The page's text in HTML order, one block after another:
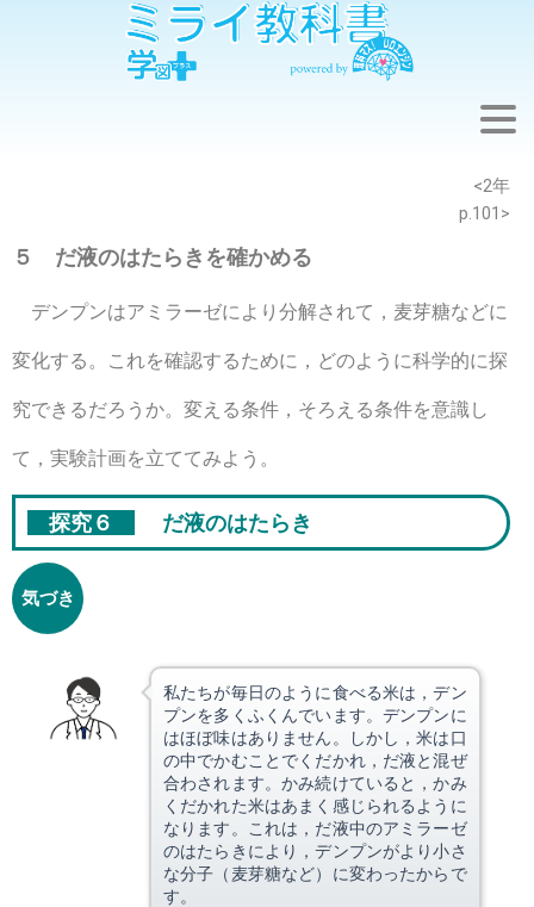
<2年
p.101>
５ だ液のはたらきを確かめる
デンプンはアミラーゼにより分解されて，麦芽糖などに
変化する。これを確認するために，どのように科学的に探
究できるだろうか。変える条件，そろえる条件を意識し
て，実験計画を立ててみよう。
探究６ だ液のはたらき
気づき
私たちが毎日のように食べる米は，デン
プンを多くふくんでいます。デンプンに
はほぼ味はありません。しかし，米は口
の中でかむことでくだかれ，だ液と混ぜ
合わされます。かみ続けていると，かみ
くだかれた米はあまく感じられるように
なります。これは，だ液中のアミラーゼ
のはたらきにより，デンプンがより小さ
な分子（麦芽糖など）に変わったからで
す。